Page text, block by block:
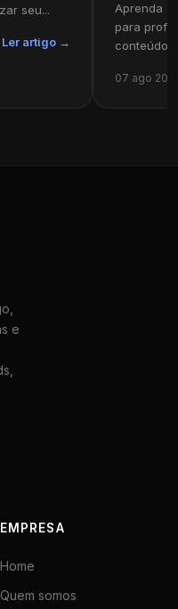
seu...
Ler artigo →
Aprenda
para
conteúdo
07 ago
e
EMPRESA
Home
Quem somos